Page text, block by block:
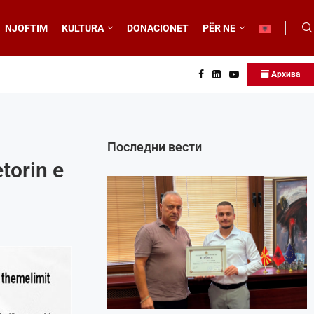
NJOFTIM KULTURA DONACIONET PËR NE
Архива
e
Последни вести